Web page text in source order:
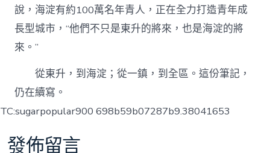
說，海淀有約100萬名年青人，正在全力打造青年成
長型城市，“他們不只是東升的將來，也是海淀的將
來。”
從東升，到海淀；從一鎮，到全區。這份筆記，
仍在續寫。
TC:sugarpopular900 698b59b07287b9.38041653
發佈留言